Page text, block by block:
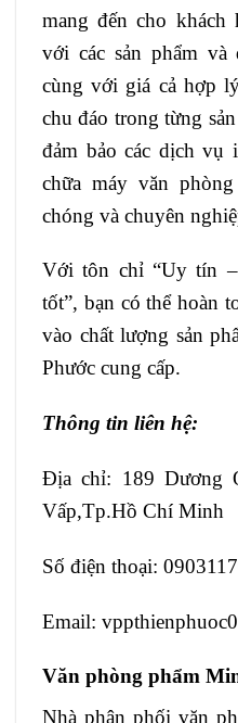
mang đến cho
với các sản phẩm
cùng với giá cả hợp
chu đáo trong từng
đảm bảo các dịch vụ
chữa máy văn
chóng và chuyên
Với tôn chỉ “Uy tín
tốt”, bạn có thể hoàn
vào chất lượng sản
Phước cung cấp.
Thông tin liên hệ:
Địa chỉ: 189 Dương
Vấp,Tp.Hồ Chí Minh
Số điện thoại:
Email:
Văn phòng phẩm
Nhà phân phối văn